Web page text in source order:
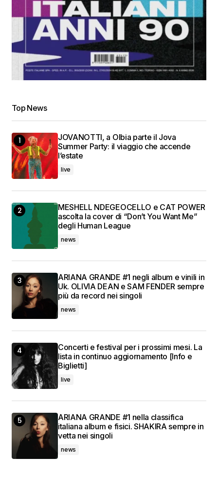
Top News
JOVANOTTI, a Olbia parte il Jova
Summer Party: il viaggio che accende
l’estate
live
MESHELL NDEGEOCELLO e CAT POWER
ascolta la cover di “Don’t You Want Me”
degli Human League
news
ARIANA GRANDE #1 negli album e vinili in
Uk. OLIVIA DEAN e SAM FENDER sempre
più da record nei singoli
news
Concerti e festival per i prossimi mesi. La
lista in continuo aggiornamento [Info e
Biglietti]
live
ARIANA GRANDE #1 nella classifica
italiana album e fisici. SHAKIRA sempre in
vetta nei singoli
news